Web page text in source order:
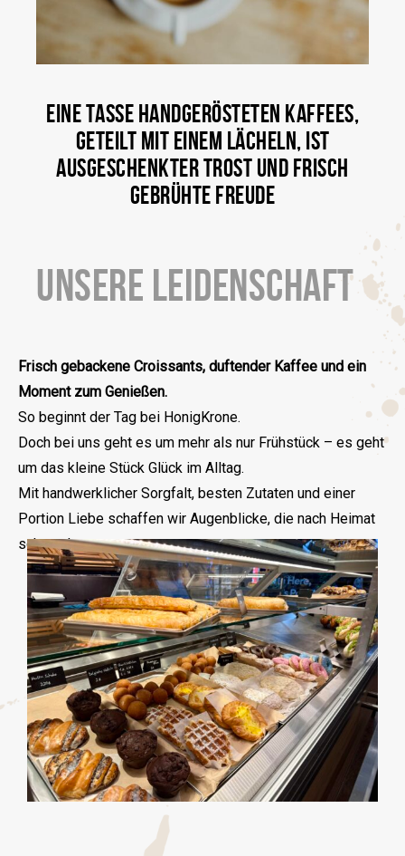
EINE TASSE HANDGERÖSTETEN KAFFEES,
GETEILT MIT EINEM LÄCHELN, IST
AUSGESCHENKTER TROST UND FRISCH
GEBRÜHTE FREUDE
UNSERE LEIDENSCHAFT
Frisch gebackene Croissants, duftender Kaffee und ein
Moment zum Genießen.
So beginnt der Tag bei HonigKrone.
Doch bei uns geht es um mehr als nur Frühstück – es geht
um das kleine Stück Glück im Alltag.
Mit handwerklicher Sorgfalt, besten Zutaten und einer
Portion Liebe schaffen wir Augenblicke, die nach Heimat
schmecken.